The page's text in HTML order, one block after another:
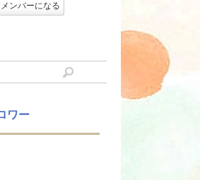
ンバーになる
ワー